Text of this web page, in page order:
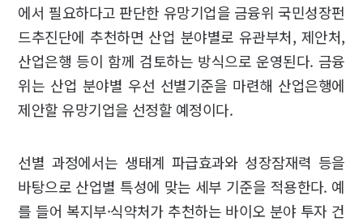
에서 필요하다고 판단한 유망기업을 금융위 국민성장펀
드추진단에 추천하면 산업 분야별로 유관부처, 제안처,
산업은행 등이 함께 검토하는 방식으로 운영된다. 금융
위는 산업 분야별 우선 선별기준을 마련해 산업은행에
제안할 유망기업을 선정할 예정이다.
선별 과정에서는 생태계 파급효과와 성장잠재력 등을
바탕으로 산업별 특성에 맞는 세부 기준을 적용한다. 예
를 들어 복지부·식약처가 추천하는 바이오 분야 투자 건